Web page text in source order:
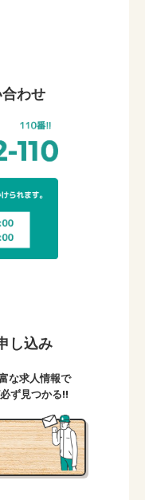
わせ
し込み
な求人情報で
ず見つかる!!